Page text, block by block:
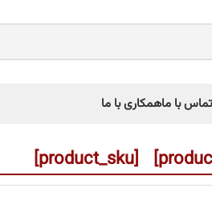
تماس با ماهمکاری با ما